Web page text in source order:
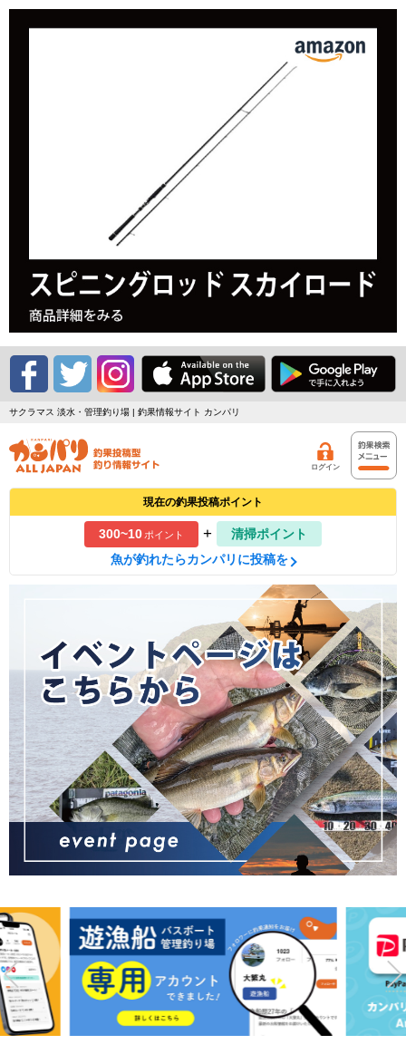
サクラマス 淡水・管理釣り場 | 釣果情報サイト カンパリ
ログイン
現在の釣果投稿ポイント
300~10ポイント +
清掃ポイント
魚が釣れたらカンパリに投稿を